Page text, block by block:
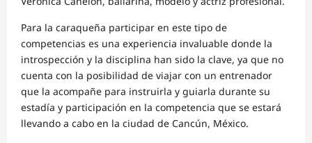
Para la caraqueña participar en este tipo de
competencias es una experiencia invaluable donde la
introspección y la disciplina han sido la clave, ya que no
cuenta con la posibilidad de viajar con un entrenador
que la acompañe para instruirla y guiarla durante su
estadía y participación en la competencia que se estará
llevando a cabo en la ciudad de Cancún, México.